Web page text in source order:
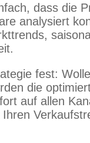
dass die
analysiert
fest:
die
auf allen